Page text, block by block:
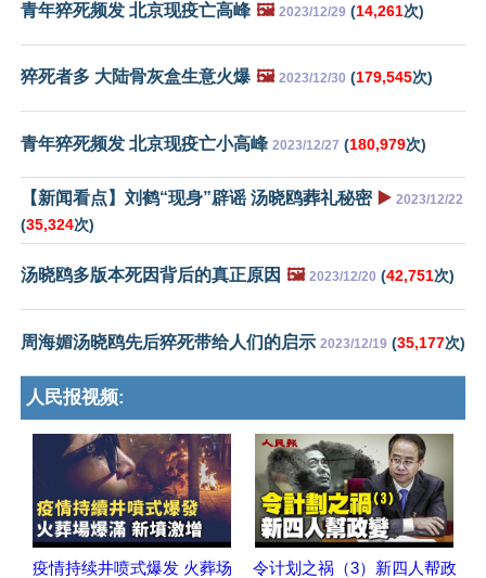
青年猝死频发 北京现疫亡高峰 🖼️ 2023/12/29 (14,261次)
猝死者多 大陆骨灰盒生意火爆 🖼️ 2023/12/30 (179,545次)
青年猝死频发 北京现疫亡小高峰 2023/12/27 (180,979次)
【新闻看点】刘鹤“现身”辟谣 汤晓鸥葬礼秘密 ▶️ 2023/12/22
(35,324次)
汤晓鸥多版本死因背后的真正原因 🖼️ 2023/12/20 (42,751次)
周海媚汤晓鸥先后猝死带给人们的启示 2023/12/19 (35,177次)
人民报视频:
疫情持续井喷式爆发 火葬场
令计划之祸（3）新四人帮政